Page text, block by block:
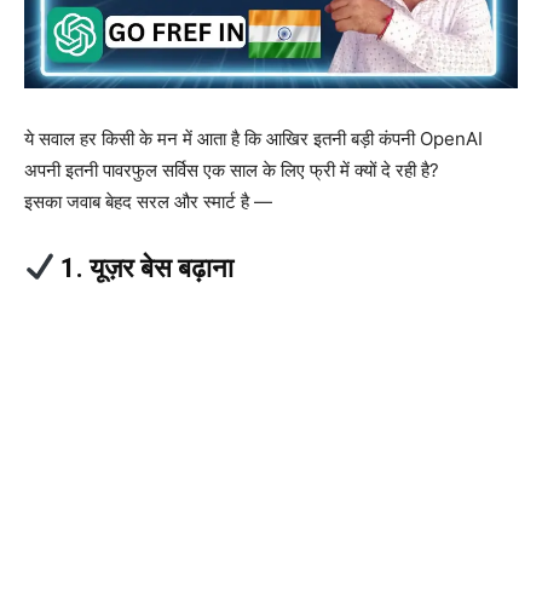
ये सवाल हर किसी के मन में आता है कि आखिर इतनी बड़ी कंपनी OpenAI
अपनी इतनी पावरफुल सर्विस एक साल के लिए फ्री में क्यों दे रही है?
इसका जवाब बेहद सरल और स्मार्ट है —
1. यूज़र बेस बढ़ाना